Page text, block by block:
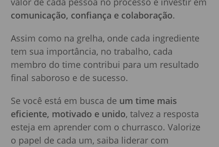
comunicação, confiança e colaboração.
Assim como na grelha, onde cada ingrediente
tem sua importância, no trabalho, cada
membro do time contribui para um resultado
final saboroso e de sucesso.
Se você está em busca de um time mais
eficiente, motivado e unido, talvez a resposta
esteja em aprender com o churrasco. Valorize
o papel de cada um, saiba liderar com